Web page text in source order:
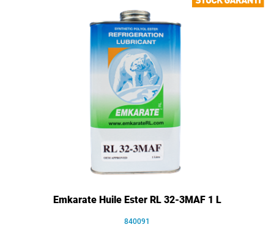
Emkarate Huile Ester RL 32-3MAF 1 L
840091